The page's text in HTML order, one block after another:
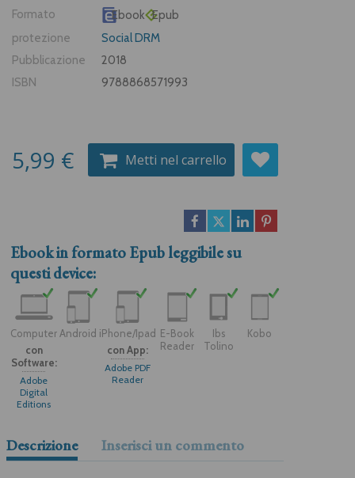
Formato
Ebook Epub
protezione
Social DRM
Pubblicazione
2018
ISBN
9788868571993
5,99 € Metti nel carrello
Ebook in formatoEpubleggibile su
questi device:
Computer
con
Software:
Adobe
Digital
Editions
Android iPhone/Ipad
con App:
Adobe PDF
Reader
E-Book
Reader
Ibs
Tolino
Kobo
Descrizione Inserisci un commento